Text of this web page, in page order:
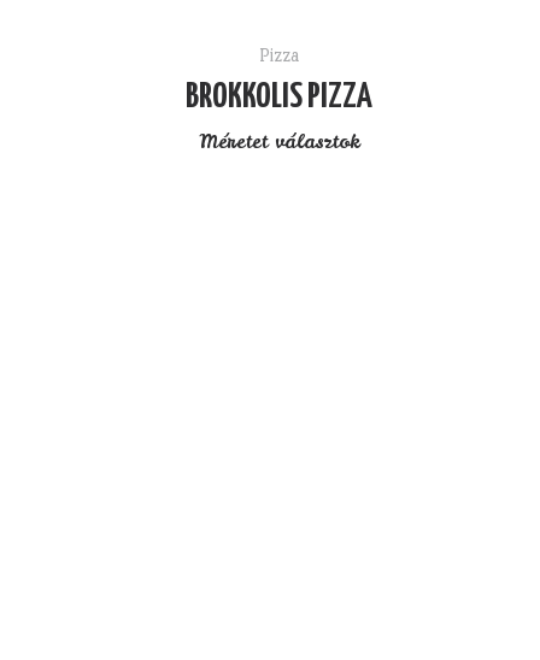
Pizza
BROKKOLIS PIZZA
Méretet választok